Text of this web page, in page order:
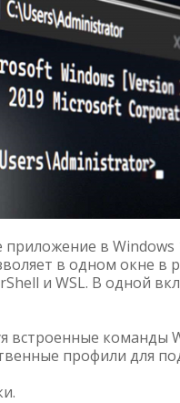
в Windows
в одном окне в
и WSL. В одной
встроенные
профили для